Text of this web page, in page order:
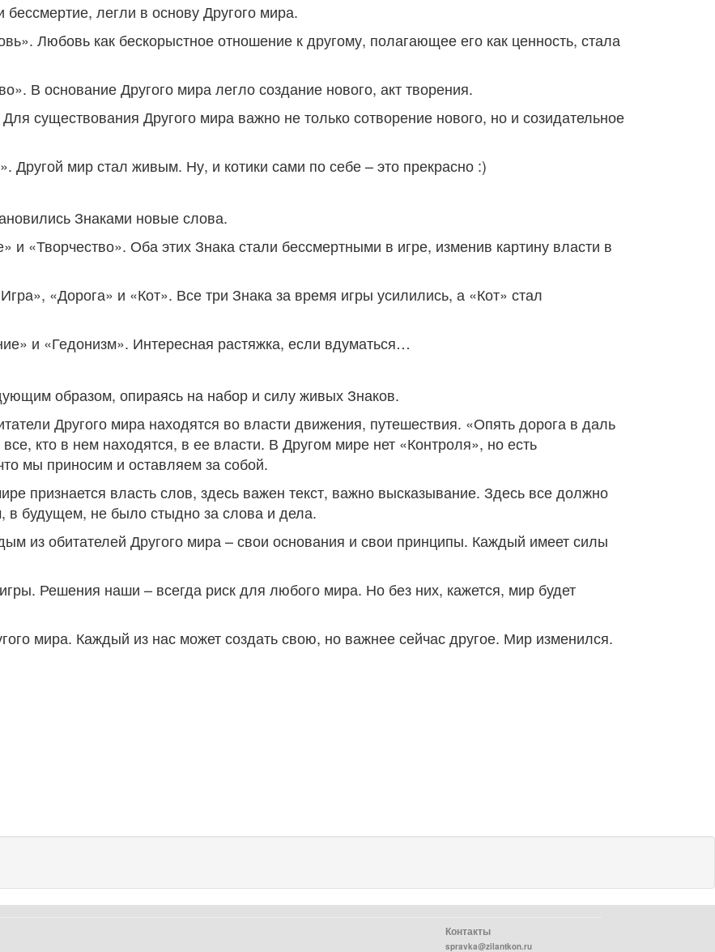
легли в основу Другого мира.
Любовь как бескорыстное отношение к другому, полагающее его как ценность, стала
В основание Другого мира легло создание нового, акт творения.
существования Другого мира важно не только сотворение нового, но и созидательное
Другой мир стал живым. Ну, и котики сами по себе – это прекрасно :)
Знаками новые слова.
«Творчество». Оба этих Знака стали бессмертными в игре, изменив картину власти в
«Дорога» и «Кот». Все три Знака за время игры усилились, а «Кот» стал
и «Гедонизм». Интересная растяжка, если вдуматься…
образом, опираясь на набор и силу живых Знаков.
Другого мира находятся во власти движения, путешествия. «Опять дорога в даль
кто в нем находятся, в ее власти. В Другом мире нет «Контроля», но есть
мы приносим и оставляем за собой.
признается власть слов, здесь важен текст, важно высказывание. Здесь все должно
в будущем, не было стыдно за слова и дела.
из обитателей Другого мира – свои основания и свои принципы. Каждый имеет силы
Решения наши – всегда риск для любого мира. Но без них, кажется, мир будет
мира. Каждый из нас может создать свою, но важнее сейчас другое. Мир изменился.
Контакты
spravka@zilantkon.ru